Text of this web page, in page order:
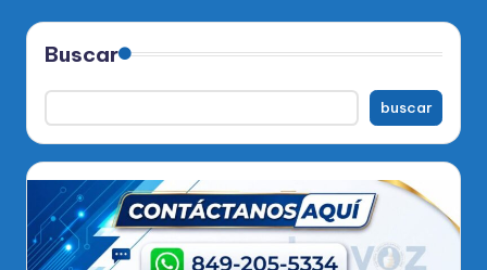
Buscar
buscar